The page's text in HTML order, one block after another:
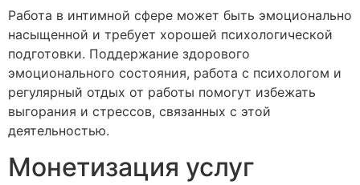
Работа в интимной сфере может быть эмоционально
насыщенной и требует хорошей психологической
подготовки. Поддержание здорового
эмоционального состояния, работа с психологом и
регулярный отдых от работы помогут избежать
выгорания и стрессов, связанных с этой
деятельностью.
Монетизация услуг